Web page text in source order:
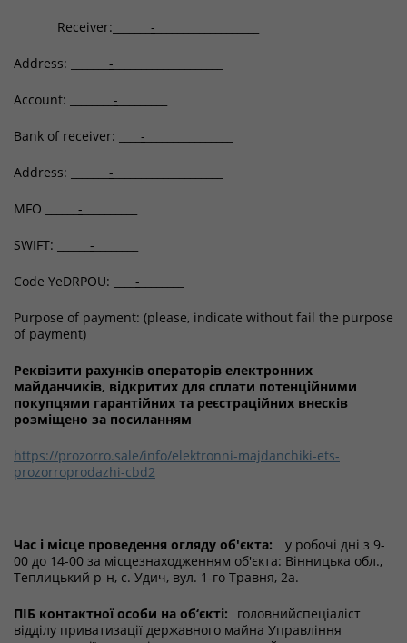
Receiver:_______ -
Address: _______ -
Account: ________ -
Bank of receiver: ____ -
Address: _______ -
MFO ______ -
SWIFT: ______ -
Code YeDRPOU: ____ -
Purpose of payment: (please, indicate without fail the purpose
of payment)
Реквізити рахунків операторів електронних
майданчиків, відкритих для сплати потенційними
покупцями гарантійних та реєстраційних внесків
розміщено за посиланням
https://prozorro.sale/info/elektronni-majdanchiki-ets-
prozorroprodazhi-cbd2
Час і місце проведення огляду об'єкта:
у робочі дні з 9-
00 до 14-00 за місцезнаходженням об'єкта: Вінницька обл.,
Теплицький р-н, с. Удич, вул. 1-го Травня, 2а.
ПІБ контактної особи на об‘єкті:
головнийспеціаліст
відділу приватизації державного майна Управління